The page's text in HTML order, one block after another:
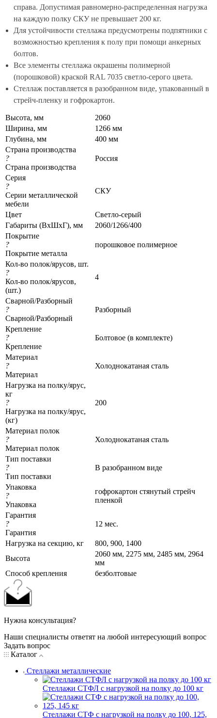
справа. Допустимая равномерно-распределенная нагрузка
на каждую полку СКУ не превышает 200 кг.
Для устойчивости стеллажа предусмотрены подпятники с
возможностью крепления к полу при помощи анкерных
болтов.
Все элементы стеллажа окрашены полимерной
(порошковой) краской RAL 7035 светло-серого цвета.
Стеллаж поставляется в разобранном виде, упакованный в
стрейч-пленку и гофрокартон.
Высота, мм
2060
Ширина, мм
1266 мм
Глубина, мм
400 мм
Страна производства
?
Страна производства
Россия
Серия
?
Серии металлической
мебели
СКУ
Цвет
Светло-серый
Габариты (ВхШхГ), мм
2060/1266/400
Покрытие
?
Покрытие металла
порошковое полимерное
Кол-во полок/ярусов, шт.
?
Кол-во полок/ярусов,
(шт.)
4
Сварной/Разборный
?
Сварной/Разборный
Разборный
Крепление
?
Крепление
Болтовое (в комплекте)
Материал
?
Материал
Холоднокатаная сталь
Нагрузка на полку/ярус,
кг
?
Нагрузка на полку/ярус,
(кг)
200
Материал полок
?
Материал полок
Холоднокатаная сталь
Тип поставки
?
Тип поставки
В разобранном виде
Упаковка
?
Упаковка
гофрокартон стянутый стрейч
пленкой
Гарантия
?
Гарантия
12 мес.
Нагрузка на секцию, кг
800, 900, 1400
Высота
2060 мм, 2275 мм, 2485 мм, 2964
мм
Cпособ крепления
безболтовые
Нужна консультация?
Наши специалисты ответят на любой интересующий вопрос
Задать вопрос
Каталог
Стеллажи металлические
Стеллажи СТФЛ с нагрузкой на полку до 100 кг
Стеллажи СТФ с нагрузкой на полку до 100, 125,